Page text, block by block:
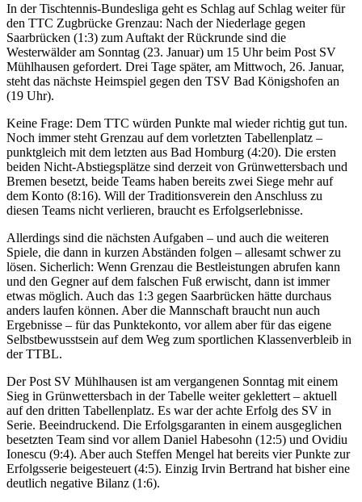
In der Tischtennis-Bundesliga geht es Schlag auf Schlag weiter für
den TTC Zugbrücke Grenzau: Nach der Niederlage gegen
Saarbrücken (1:3) zum Auftakt der Rückrunde sind die
Westerwälder am Sonntag (23. Januar) um 15 Uhr beim Post SV
Mühlhausen gefordert. Drei Tage später, am Mittwoch, 26. Januar,
steht das nächste Heimspiel gegen den TSV Bad Königshofen an
(19 Uhr).
Keine Frage: Dem TTC würden Punkte mal wieder richtig gut tun.
Noch immer steht Grenzau auf dem vorletzten Tabellenplatz –
punktgleich mit dem letzten aus Bad Homburg (4:20). Die ersten
beiden Nicht-Abstiegsplätze sind derzeit von Grünwettersbach und
Bremen besetzt, beide Teams haben bereits zwei Siege mehr auf
dem Konto (8:16). Will der Traditionsverein den Anschluss zu
diesen Teams nicht verlieren, braucht es Erfolgserlebnisse.
Allerdings sind die nächsten Aufgaben – und auch die weiteren
Spiele, die dann in kurzen Abständen folgen – allesamt schwer zu
lösen. Sicherlich: Wenn Grenzau die Bestleistungen abrufen kann
und den Gegner auf dem falschen Fuß erwischt, dann ist immer
etwas möglich. Auch das 1:3 gegen Saarbrücken hätte durchaus
anders laufen können. Aber die Mannschaft braucht nun auch
Ergebnisse – für das Punktekonto, vor allem aber für das eigene
Selbstbewusstsein auf dem Weg zum sportlichen Klassenverbleib in
der TTBL.
Der Post SV Mühlhausen ist am vergangenen Sonntag mit einem
Sieg in Grünwettersbach in der Tabelle weiter geklettert – aktuell
auf den dritten Tabellenplatz. Es war der achte Erfolg des SV in
Serie. Beeindruckend. Die Erfolgsgaranten in einem ausgeglichen
besetzten Team sind vor allem Daniel Habesohn (12:5) und Ovidiu
Ionescu (9:4). Aber auch Steffen Mengel hat bereits vier Punkte zur
Erfolgsserie beigesteuert (4:5). Einzig Irvin Bertrand hat bisher eine
deutlich negative Bilanz (1:6).